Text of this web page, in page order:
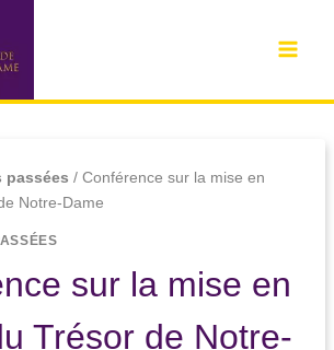
passées / Conférence sur la mise en
Notre-Dame
sur la mise en
Trésor de Notre-